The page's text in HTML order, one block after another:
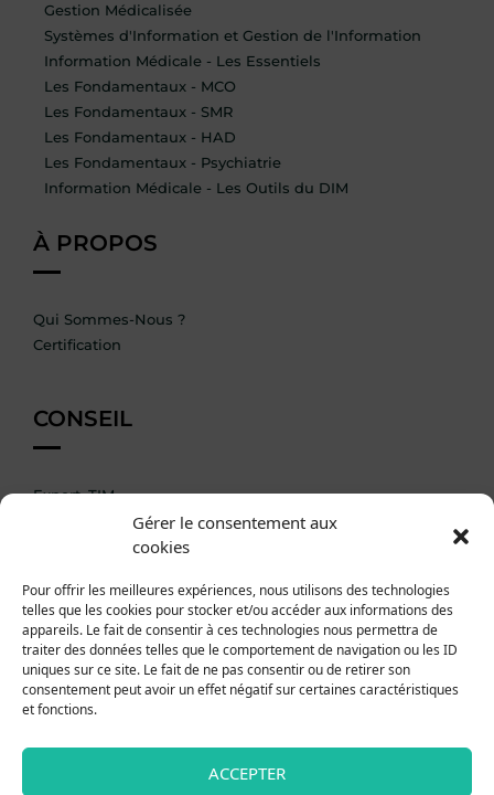
Gérer le consentement aux
cookies
Pour offrir les meilleures expériences, nous utilisons des technologies
telles que les cookies pour stocker et/ou accéder aux informations des
appareils. Le fait de consentir à ces technologies nous permettra de
traiter des données telles que le comportement de navigation ou les ID
uniques sur ce site. Le fait de ne pas consentir ou de retirer son
consentement peut avoir un effet négatif sur certaines caractéristiques
et fonctions.
ACCEPTER
Gestion Médicalisée
Systèmes d'Information et Gestion de l'Information
Information Médicale - Les Essentiels
Les Fondamentaux - MCO
Les Fondamentaux - SMR
Les Fondamentaux - HAD
Les Fondamentaux - Psychiatrie
Information Médicale - Les Outils du DIM
À PROPOS
Qui Sommes-Nous ?
Certification
CONSEIL
Expert_TIM
Accompagnement DIM
AIDES
La formation en Pratique
Documentation
Nous Contacter